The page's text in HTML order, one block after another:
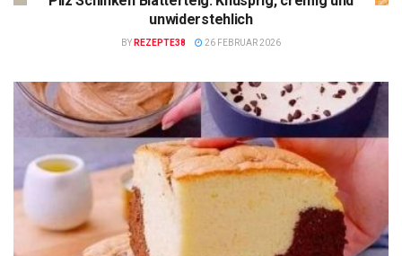
unwiderstehlich
BY REZEPTE38 26 FEBRUAR 2026